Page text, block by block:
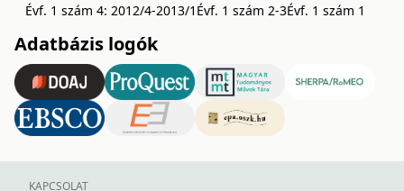
Évf. 1 szám 4: 2012/4-2013/1 Évf. 1 szám 2-3Évf. 1 szám 1
Adatbázis logók
KAPCSOLAT